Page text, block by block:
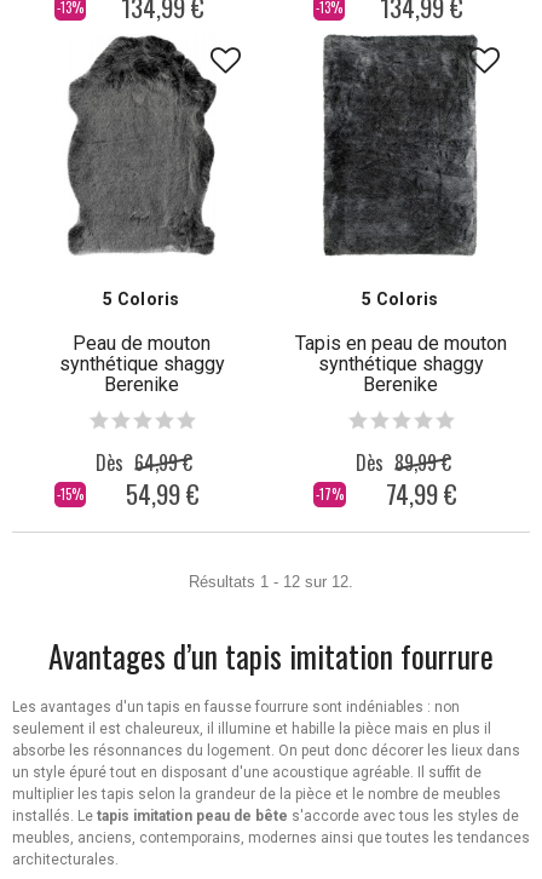
-13% -13%
5 Coloris
Peau de mouton
synthétique shaggy
Berenike
-15%
Dès 64,99 €
54,99 €
5 Coloris
Tapis en peau de mouton
synthétique shaggy
Berenike
-17%
Dès 89,99 €
74,99 €
Résultats 1 - 12 sur 12.
Avantages d’un tapis imitation fourrure
Les avantages d'un tapis en fausse fourrure sont indéniables : non
seulement il est chaleureux, il illumine et habille la pièce mais en plus il
absorbe les résonnances du logement. On peut donc décorer les lieux dans
un style épuré tout en disposant d'une acoustique agréable. Il suffit de
multiplier les tapis selon la grandeur de la pièce et le nombre de meubles
installés. Le tapis imitation peau de bête s'accorde avec tous les styles de
meubles, anciens, contemporains, modernes ainsi que toutes les tendances
architecturales.